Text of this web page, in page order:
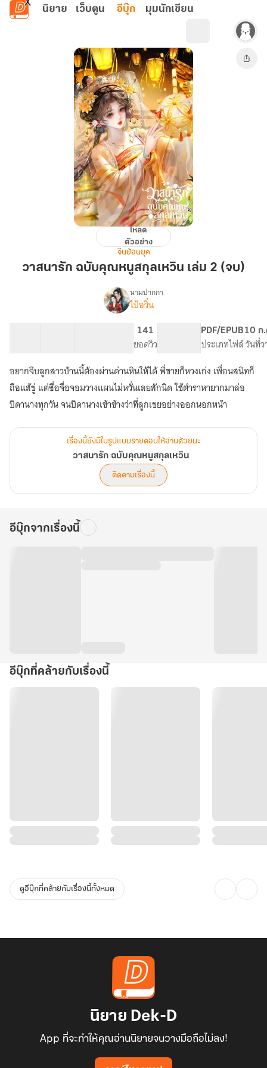
ข้ามไปยังเนื้อหาหลัก
นิยาย เว็บตูน อีบุ๊ก มุมนักเขียน
วาสนา
ฉบับ
(จบ)
โหลด
ตัวอย่าง
จีนย้อนยุค
วาสนารัก ฉบับคุณหนูสกุลเหวิน เล่ม 2 (จบ)
เรื่อง
รัก
ฉบับ
คุณ
หนู
สกุล
เห
วิน
นามปากกา
ไป๋อวิ๋น
141
ยอดวิว
PDF/EPUB
ประเภทไฟล์
10 ก
วันที่ว
อยากจีบลูกสาวบ้านนี้ต้องผ่านด่านหินให้ได้ พี่ชายก็หวงเก่ง เพื่อนสนิทก็
ถือแส้ขู่ แต่ซื่อจื่อจอมวางแผนไม่หวั่นเลยสักนิด ใช้ตำราหายากมาล่อ
บิดานางทุกวัน จนบิดานางเข้าข้างว่าที่ลูกเขยอย่างออกนอกหน้า
เรื่องนี้ยังมีในรูปแบบรายตอนให้อ่านด้วยนะ
วาสนารัก ฉบับคุณหนูสกุลเหวิน
ติดตามเรื่องนี้
อีบุ๊กจากเรื่องนี้
อีบุ๊กที่คล้ายกับเรื่องนี้
ดูอีบุ๊กที่คล้ายกับเรื่องนี้ทั้งหมด
นิยาย Dek-D
App ที่จะทำให้คุณอ่านนิยายจนวางมือถือไม่ลง!